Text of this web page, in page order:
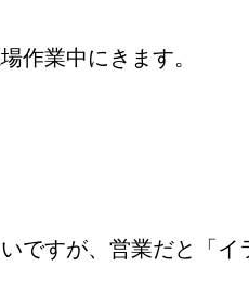
作業中にきます。
ですが、営業だと「イ